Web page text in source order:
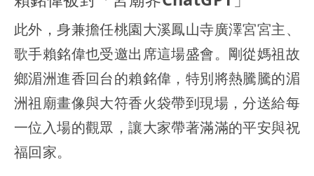
此外，身兼擔任桃園大溪鳳山寺廣澤宮宮主、
歌手賴銘偉也受邀出席這場盛會。剛從媽祖故
鄉湄洲進香回台的賴銘偉，特別將熱騰騰的湄
洲祖廟畫像與大符香火袋帶到現場，分送給每
一位入場的觀眾，讓大家帶著滿滿的平安與祝
福回家。